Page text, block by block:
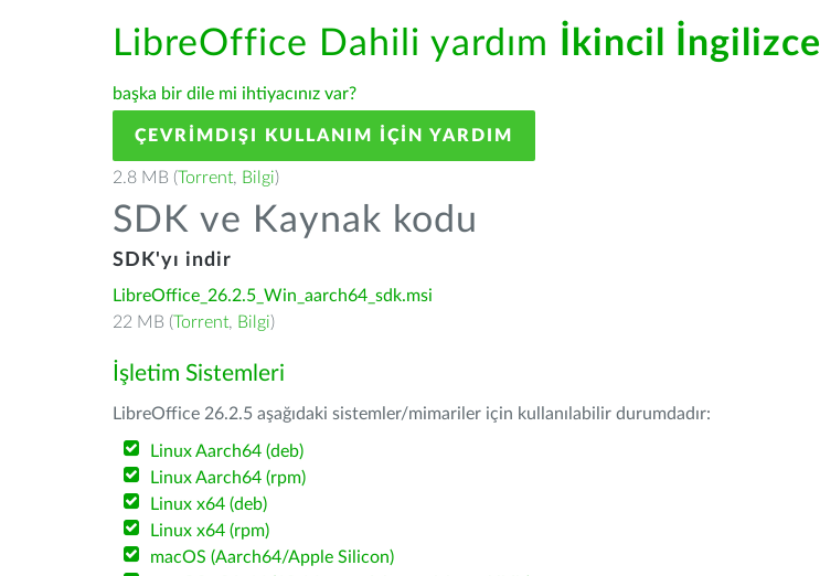
LibreOffice Dahili yardım İkincil İngilizce
başka bir dile mi ihtiyacınız var?
ÇEVRIMDIŞI KULLANIM IÇIN YARDIM
2.8 MB (Torrent, Bilgi)
SDK ve Kaynak kodu
SDK'yı indir
LibreOffice_26.2.5_Win_aarch64_sdk.msi
22 MB (Torrent, Bilgi)
İşletim Sistemleri
LibreOffice 26.2.5 aşağıdaki sistemler/mimariler için kullanılabilir durumdadır:
Linux Aarch64 (deb)
Linux Aarch64 (rpm)
Linux x64 (deb)
Linux x64 (rpm)
macOS (Aarch64/Apple Silicon)